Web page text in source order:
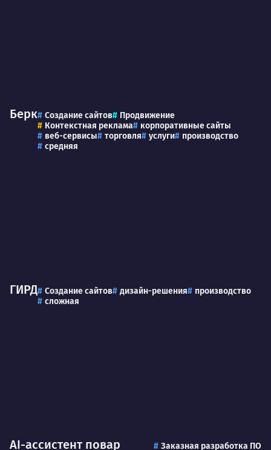
Берк Создание сайтов
Продвижение
Контекстная реклама
корпоративные сайты
веб-сервисы
торговля услуги
производство
средняя
ГИРД Создание сайтов дизайн-решения
производство
сложная
AI-ассистент повар Заказная разработка ПО